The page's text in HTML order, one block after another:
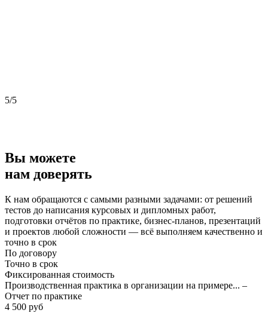
5/5
Вы можете
нам доверять
К нам обращаются с самыми разными задачами: от решений
тестов до написания курсовых и дипломных работ,
подготовки отчётов по практике, бизнес-планов, презентаций
и проектов любой сложности — всё выполняем качественно и
точно в срок
По договору
Точно в срок
Фиксированная стоимость
Производственная практика в организации на примере... –
Отчет по практике
4 500 руб